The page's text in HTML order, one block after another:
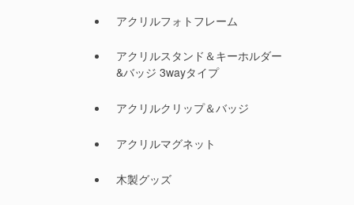
アクリルフォトフレーム
アクリルスタンド＆キーホルダー
&バッジ 3wayタイプ
アクリルクリップ＆バッジ
アクリルマグネット
木製グッズ